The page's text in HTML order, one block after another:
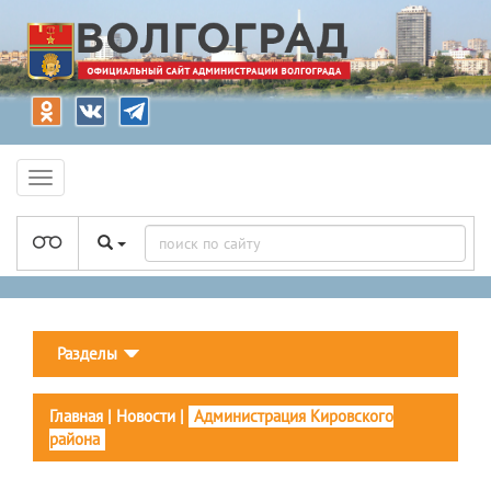
Разделы
Главная | Новости | Администрация Кировского
района